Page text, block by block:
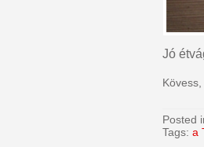
Jó
Posted
Tags: a